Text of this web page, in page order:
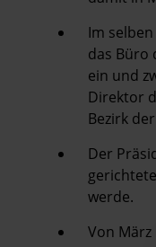
Im
das Büro
ein und
Direktor
Bezirk
Der
werde.
Von